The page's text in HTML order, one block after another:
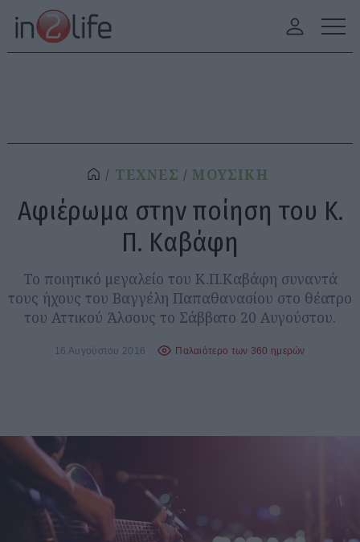
ΤΕΧΝΕΣ ΜΟΥΣΙΚΗ
Αφιέρωμα στην ποίηση του Κ.
Π. Καβάφη
Το ποιητικό μεγαλείο του Κ.Π.Καβάφη συναντά
τους ήχους του Βαγγέλη Παπαθανασίου στο θέατρο
του Αττικού Άλσους το Σάββατο 20 Αυγούστου.
16 Αυγούστου 2016 Παλαιότερο των 360 ημερών